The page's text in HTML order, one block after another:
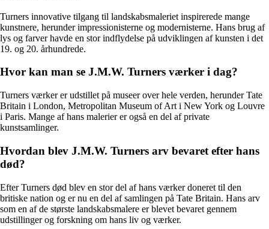
Turners innovative tilgang til landskabsmaleriet inspirerede mange
kunstnere, herunder impressionisterne og modernisterne. Hans brug af
lys og farver havde en stor indflydelse på udviklingen af kunsten i det
19. og 20. århundrede.
Hvor kan man se J.M.W. Turners værker i dag?
Turners værker er udstillet på museer over hele verden, herunder Tate
Britain i London, Metropolitan Museum of Art i New York og Louvre
i Paris. Mange af hans malerier er også en del af private
kunstsamlinger.
Hvordan blev J.M.W. Turners arv bevaret efter hans
død?
Efter Turners død blev en stor del af hans værker doneret til den
britiske nation og er nu en del af samlingen på Tate Britain. Hans arv
som en af de største landskabsmalere er blevet bevaret gennem
udstillinger og forskning om hans liv og værker.